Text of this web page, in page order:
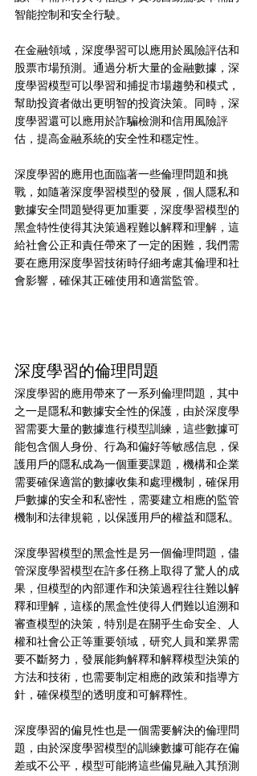
智能控制和安全行駛。
在金融領域，深度學習可以應用於風險評估和
股票市場預測。通過分析大量的金融數據，深
度學習模型可以學習和捕捉市場趨勢和模式，
幫助投資者做出更明智的投資決策。同時，深
度學習還可以應用於詐騙檢測和信用風險評
估，提高金融系統的安全性和穩定性。
深度學習的應用也面臨著一些倫理問題和挑
戰，如隨著深度學習模型的發展，個人隱私和
數據安全問題變得更加重要，深度學習模型的
黑盒特性使得其決策過程難以解釋和理解，這
給社會公正和責任帶來了一定的困難，我們需
要在應用深度學習技術時仔細考慮其倫理和社
會影響，確保其正確使用和適當監管。
深度學習的倫理問題
深度學習的應用帶來了一系列倫理問題，其中
之一是隱私和數據安全性的保護，由於深度學
習需要大量的數據進行模型訓練，這些數據可
能包含個人身份、行為和偏好等敏感信息，保
護用戶的隱私成為一個重要課題，機構和企業
需要確保適當的數據收集和處理機制，確保用
戶數據的安全和私密性，需要建立相應的監管
機制和法律規範，以保護用戶的權益和隱私。
深度學習模型的黑盒性是另一個倫理問題，儘
管深度學習模型在許多任務上取得了驚人的成
果，但模型的內部運作和決策過程往往難以解
釋和理解，這樣的黑盒性使得人們難以追溯和
審查模型的決策，特別是在關乎生命安全、人
權和社會公正等重要領域，研究人員和業界需
要不斷努力，發展能夠解釋和解釋模型決策的
方法和技術，也需要制定相應的政策和指導方
針，確保模型的透明度和可解釋性。
深度學習的偏見性也是一個需要解決的倫理問
題，由於深度學習模型的訓練數據可能存在偏
差或不公平，模型可能將這些偏見融入其預測